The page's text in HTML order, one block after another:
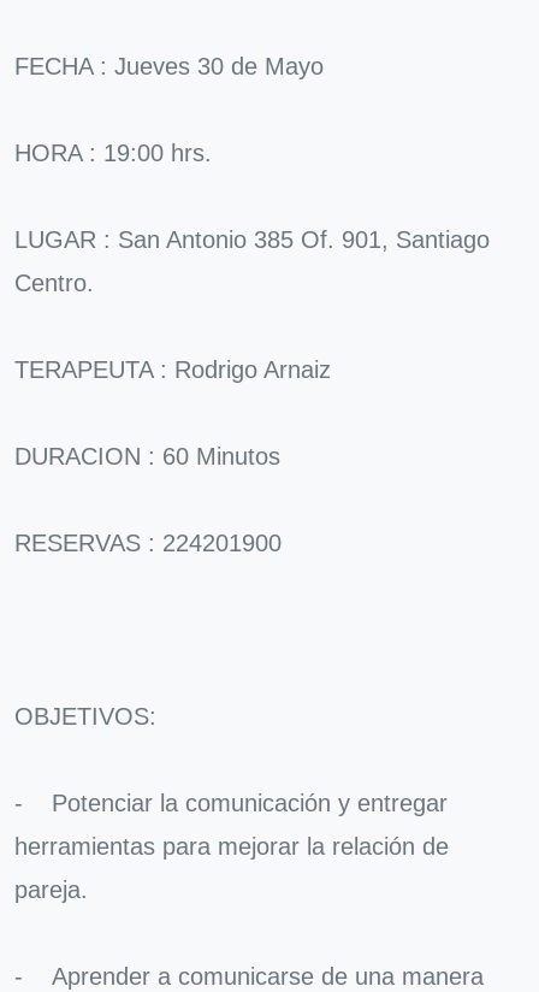
FECHA : Jueves 30 de Mayo
HORA : 19:00 hrs.
LUGAR : San Antonio 385 Of. 901, Santiago
Centro.
TERAPEUTA : Rodrigo Arnaiz
DURACION : 60 Minutos
RESERVAS : 224201900
OBJETIVOS:
- Potenciar la comunicación y entregar
herramientas para mejorar la relación de
pareja.
- Aprender a comunicarse de una manera